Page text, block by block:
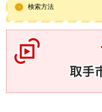
検索方法